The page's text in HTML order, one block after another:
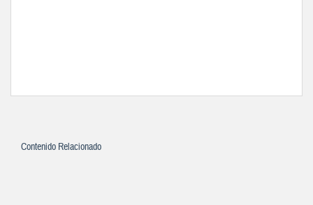
Contenido Relacionado